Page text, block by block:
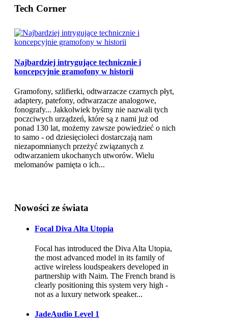
Tech Corner
Najbardziej intrygujące technicznie i
koncepcyjnie gramofony w historii
Gramofony, szlifierki, odtwarzacze czarnych płyt,
adaptery, patefony, odtwarzacze analogowe,
fonografy... Jakkolwiek byśmy nie nazwali tych
poczciwych urządzeń, które są z nami już od
ponad 130 lat, możemy zawsze powiedzieć o nich
to samo - od dziesięcioleci dostarczają nam
niezapomnianych przeżyć związanych z
odtwarzaniem ukochanych utworów. Wielu
melomanów pamięta o ich...
Nowości ze świata
Focal Diva Alta Utopia
Focal has introduced the Diva Alta Utopia,
the most advanced model in its family of
active wireless loudspeakers developed in
partnership with Naim. The French brand is
clearly positioning this system very high -
not as a luxury network speaker...
JadeAudio Level 1